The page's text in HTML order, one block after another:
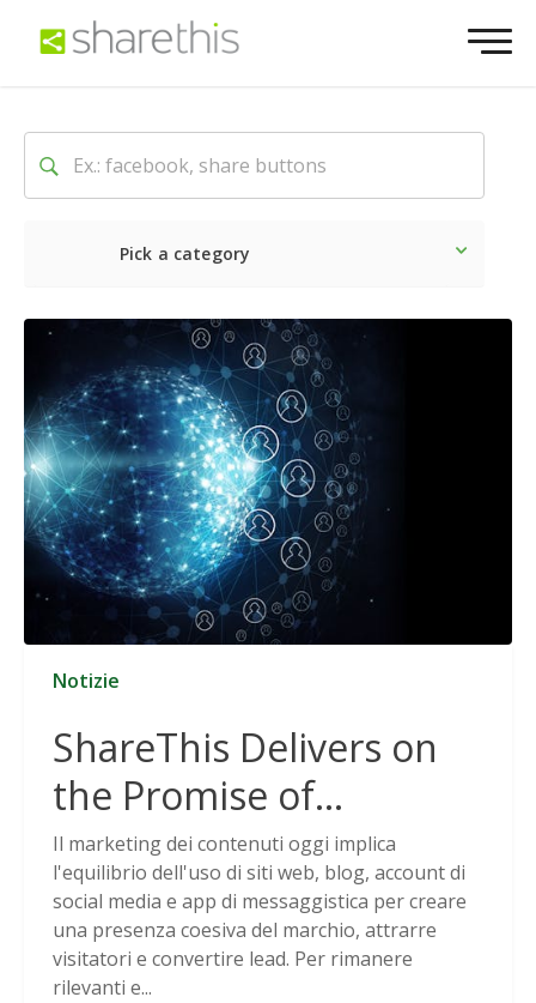
Pick a category
Ultime notizie Sociale
Notizie
ShareThis Delivers on
the Promise of
Cookieless Data
Solutions
Il marketing dei contenuti oggi implica
l'equilibrio dell'uso di siti web, blog, account di
social media e app di messaggistica per creare
una presenza coesiva del marchio, attrarre
visitatori e convertire lead. Per rimanere
rilevanti e...